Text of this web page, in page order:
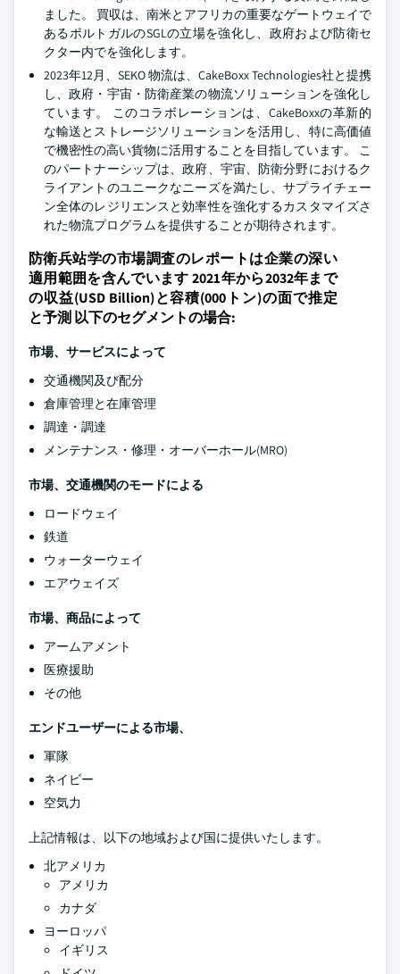
ました。 買収は、南米とアフリカの重要なゲートウェイで
あるポルトガルのSGLの立場を強化し、政府および防衛セ
クター内でを強化します。
2023年12月、SEKO 物流は、CakeBoxx Technologies社と提携
し、政府・宇宙・防衛産業の物流ソリューションを強化し
ています。 このコラボレーションは、CakeBoxxの革新的
な輸送とストレージソリューションを活用し、特に高価値
で機密性の高い貨物に活用することを目指しています。 こ
のパートナーシップは、政府、宇宙、防衛分野におけるク
ライアントのユニークなニーズを満たし、サプライチェー
ン全体のレジリエンスと効率性を強化するカスタマイズさ
れた物流プログラムを提供することが期待されます。
防衛兵站学の市場調査のレポートは企業の深い
適用範囲を含んでいます 2021年から2032年まで
の収益(USD Billion)と容積(000トン)の面で推定
と予測 以下のセグメントの場合:
市場、サービスによって
交通機関及び配分
倉庫管理と在庫管理
調達・調達
メンテナンス・修理・オーバーホール(MRO)
市場、交通機関のモードによる
ロードウェイ
鉄道
ウォーターウェイ
エアウェイズ
市場、商品によって
アームアメント
医療援助
その他
エンドユーザーによる市場、
軍隊
ネイビー
空気力
上記情報は、以下の地域および国に提供いたします。
北アメリカ
アメリカ
カナダ
ヨーロッパ
イギリス